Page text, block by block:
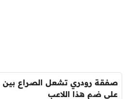
صفقة رودري تشعل الصراع بين
على ضم هذا اللاعب